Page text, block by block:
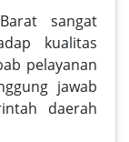
sangat
kualitas
pelayanan
jawab
daerah